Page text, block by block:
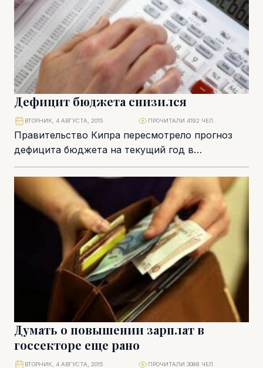
Дефицит бюджета снизился
Правительство Кипра пересмотрело прогноз
дефицита бюджета на текущий год в
положительную сторону – 0,7% по сравнению с
предыдущей оценкой –...
ВТОРНИК, 4 АВГУСТА, 2015 ПРОЧИТАЛИ 4192 ЧЕЛ.
Думать о повышении зарплат в
госсекторе еще рано
ВТОРНИК, 4 АВГУСТА, 2015 ПРОЧИТАЛИ 3088 ЧЕЛ.